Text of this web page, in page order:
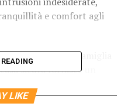
e comfort agli
è il luogo dove la famiglia
sicura fornisce un
sano e sicuro. È
LIKE